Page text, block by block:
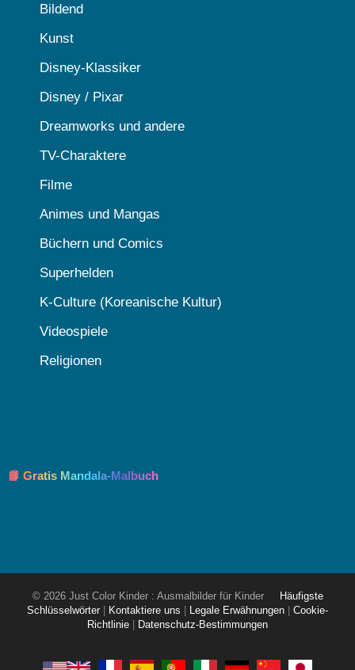
Bildend
Kunst
Disney-Klassiker
Disney / Pixar
Dreamworks und andere
TV-Charaktere
Filme
Animes und Mangas
Büchern und Comics
Superhelden
K-Culture (Koreanische Kultur)
Videospiele
Religionen
📘 Gratis Mandala-Malbuch
© 2026 Just Color Kinder : Ausmalbilder für Kinder
Häufigste
Schlüsselwörter
Kontaktiere uns Legale Erwähnungen
Cookie-
Richtlinie
Datenschutz-Bestimmungen